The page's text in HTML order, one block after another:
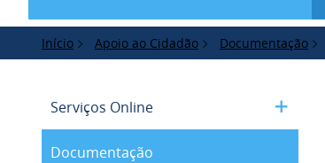
Início Apoio ao Cidadão Documentação
Serviços Online
Documentação